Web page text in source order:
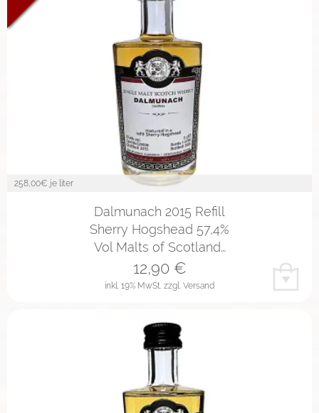
258,00€ je liter
Dalmunach 2015 Refill
Sherry Hogshead 57,4%
Vol Malts of Scotland…
inkl. 19% MwSt. zzgl. Versand
12,90€